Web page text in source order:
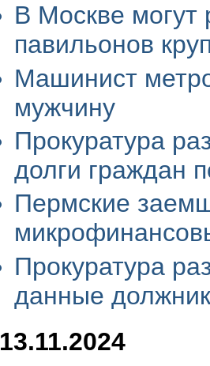
В Москве могут
павильонов
Машинист
мужчину
Прокуратура
долги граждан
Пермские
Прокуратура
данные
13.11.2024